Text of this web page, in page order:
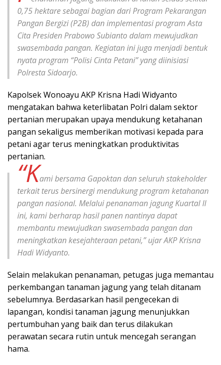
0,75 hektare sebagai bagian dari Program Pekarangan
Pangan Bergizi (P2B) dan implementasi program Asta
Cita Presiden Prabowo Subianto dalam mewujudkan
swasembada pangan. Kegiatan ini juga menjadi bentuk
nyata program “Polisi Cinta Petani” yang diinisiasi
Polresta Sidoarjo.
Kapolsek Wonoayu AKP Krisna Hadi Widyanto
mengatakan bahwa keterlibatan Polri dalam sektor
pertanian merupakan upaya mendukung ketahanan
pangan sekaligus memberikan motivasi kepada para
petani agar terus meningkatkan produktivitas
pertanian.
“Kami bersama Gapoktan dan seluruh stakeholder
terkait terus bersinergi mendukung program ketahanan
pangan nasional. Melalui penanaman jagung Kuartal II
ini, kami berharap hasil panen nantinya dapat
membantu mewujudkan swasembada pangan dan
meningkatkan kesejahteraan petani,” ujar AKP Krisna
Hadi Widyanto.
Selain melakukan penanaman, petugas juga memantau
perkembangan tanaman jagung yang telah ditanam
sebelumnya. Berdasarkan hasil pengecekan di
lapangan, kondisi tanaman jagung menunjukkan
pertumbuhan yang baik dan terus dilakukan
perawatan secara rutin untuk mencegah serangan
hama.